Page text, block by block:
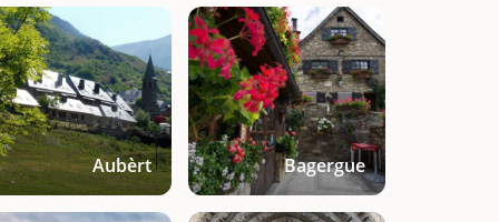
Aubèrt Bagergue